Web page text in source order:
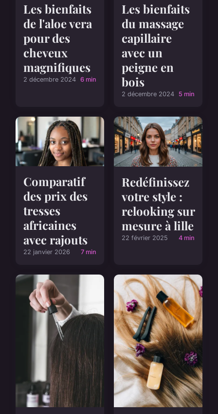
Les bienfaits
de l'aloe vera
pour des
cheveux
magnifiques
2 décembre 2024 6 min
Les bienfaits
du massage
capillaire
avec un
peigne en
bois
2 décembre 2024 5 min
Comparatif
des prix des
tresses
africaines
avec rajouts
22 janvier 2026 7 min
Redéfinissez
votre style :
relooking sur
mesure à lille
22 février 2025 4 min